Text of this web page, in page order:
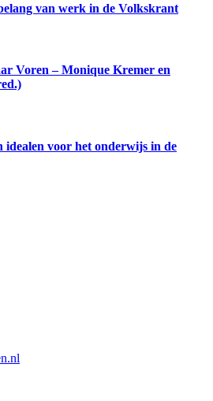
van werk in de Volkskrant
Voren – Monique Kremer en
voor het onderwijs in de